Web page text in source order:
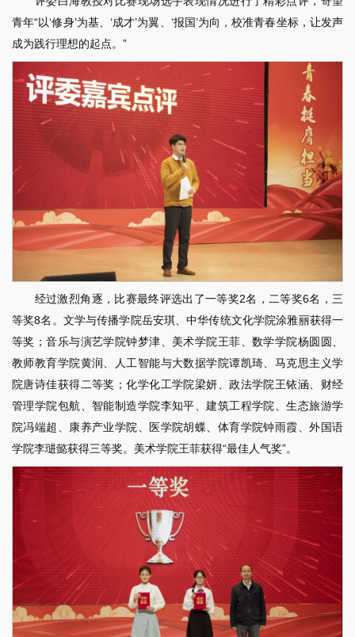
青年“以‘修身’为基、‘成才’为翼、‘报国’为向，校准青春坐标，让发声
成为践行理想的起点。”
经过激烈角逐，比赛最终评选出了一等奖2名，二等奖6名，三
等奖8名。文学与传播学院岳安琪、中华传统文化学院涂雅丽获得一
等奖；音乐与演艺学院钟梦津、美术学院王菲、数学学院杨圆圆、
教师教育学院黄润、人工智能与大数据学院谭凯琦、马克思主义学
院唐诗佳获得二等奖；化学化工学院梁妍、政法学院王铱涵、财经
管理学院包航、智能制造学院李知平、建筑工程学院、生态旅游学
院冯端超、康养产业学院、医学院胡蝶、体育学院钟雨霞、外国语
学院李琎懿获得三等奖。美术学院王菲获得“最佳人气奖”。